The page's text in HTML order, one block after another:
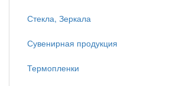
Стекла, Зеркала
Сувенирная продукция
Термопленки